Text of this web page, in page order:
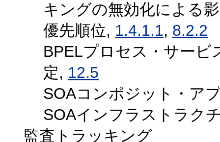
キングの無効化による
優先順位, 1.4.1.1, 8.2.2
BPELプロセス・サー
定, 12.5
SOAコンポジット・ア
SOAインフラストラク
監査トラッキング